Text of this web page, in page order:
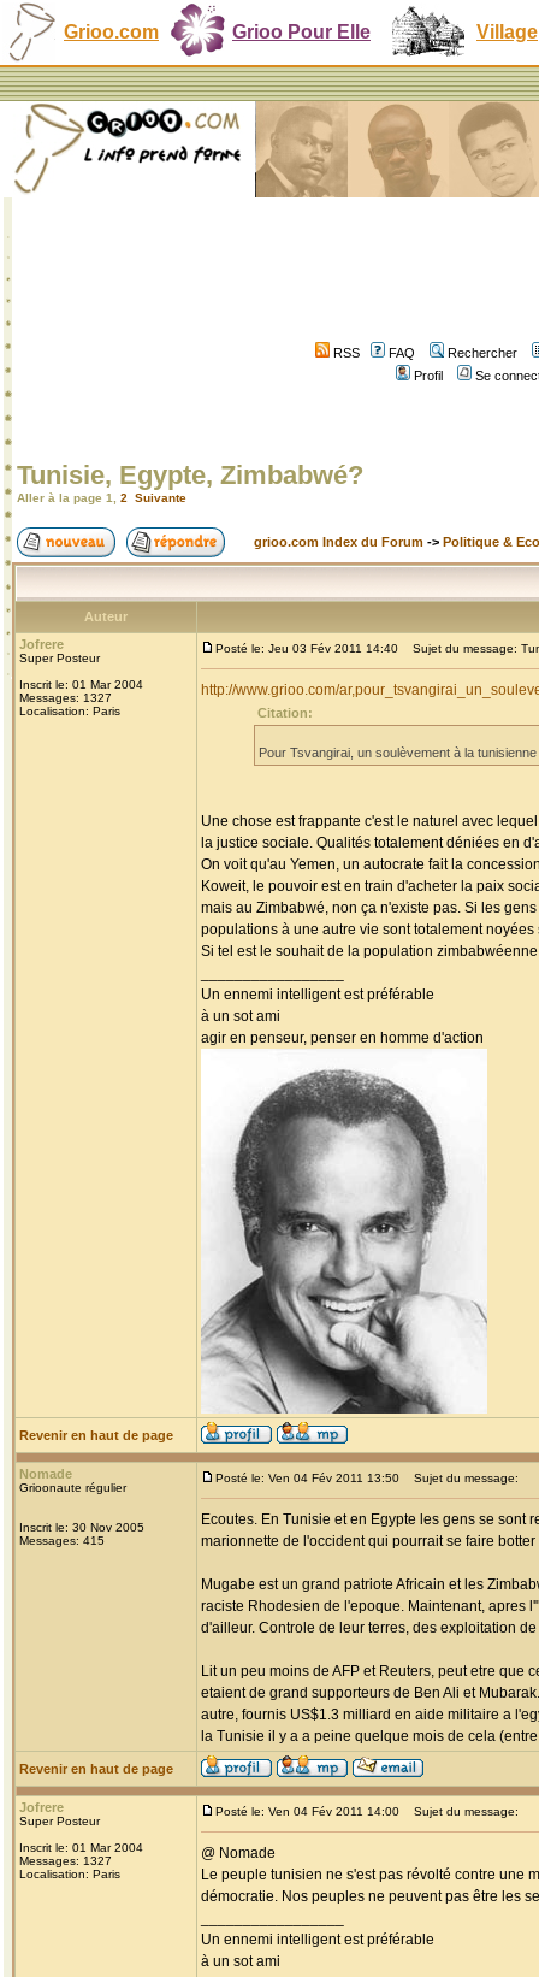
Grioo.com Grioo Pour Elle Village
RSS FAQ
Rechercher
Profil
Se
Tunisie, Egypte, Zimbabwé?
Aller à la page 1 2 Suivante
grioo.com Index du Forum -> Politique &
Auteur
Jofrere
Super Posteur
Inscrit le: 01 Mar 2004
Messages: 1327
Localisation: Paris
Posté le: Jeu 03 Fév 2011 14:40 Sujet du message:
http://www.grioo.com/
Citation:
Pour Tsvangirai, un soulèvement à la
Une chose est frappante c'est le naturel avec
la justice sociale. Qualités totalement déniées en
On voit qu'au Yemen, un autocrate fait la
Koweit, le pouvoir est en train d'acheter la paix
mais au Zimbabwé, non ça n'existe pas. Si les
populations à une autre vie sont totalement
Si tel est le souhait de la population
Un ennemi intelligent est préférable
à un sot ami
agir en penseur, penser en homme d'action
Revenir en haut de page
Nomade
Grioonaute régulier
Inscrit le: 30 Nov 2005
Messages: 415
Posté le: Ven 04 Fév 2011 13:50 Sujet du message:
Ecoutes. En Tunisie et en Egypte les gens se sont
marionnette de l'occident qui pourrait se faire
Mugabe est un grand patriote Africain et les
raciste Rhodesien de l'epoque. Maintenant, apres
d'ailleur. Controle de leur terres, des exploitation
Lit un peu moins de AFP et Reuters, peut etre que
etaient de grand supporteurs de Ben Ali et
autre, fournis US$1.3 milliard en aide militaire a
la Tunisie il y a a peine quelque mois de cela
Revenir en haut de page
Jofrere
Super Posteur
Inscrit le: 01 Mar 2004
Messages: 1327
Localisation: Paris
Posté le: Ven 04 Fév 2011 14:00 Sujet du message:
@ Nomade
Le peuple tunisien ne s'est pas révolté contre une
démocratie. Nos peuples ne peuvent pas être les
Un ennemi intelligent est préférable
à un sot ami